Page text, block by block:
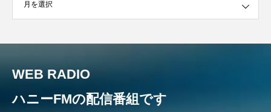
ユマ・サーマン ヨアキム・トリアー
ラプソディ・ラプソディ
リスナープレゼント リバイバル上映
WEB RADIO
ハニーFMの配信番組です